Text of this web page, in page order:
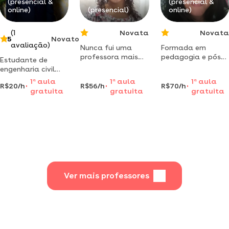
online)
5
(1
avaliação)
Novato
Estudante de
engenharia civil
oferta aulas de
reforço escolar em
buritis - mg!
R$20/h
1 aaula
gratuita
(presencial)
Novata
Nunca fui uma
professora mais
espero quede certo
R$56/h
1 a aula
gratuita
online)
Novata
Formada em
pedagogia e pós
especial. ajudo a
criança no
R$70/h
1 aaula
gratuita
Ver mais professores